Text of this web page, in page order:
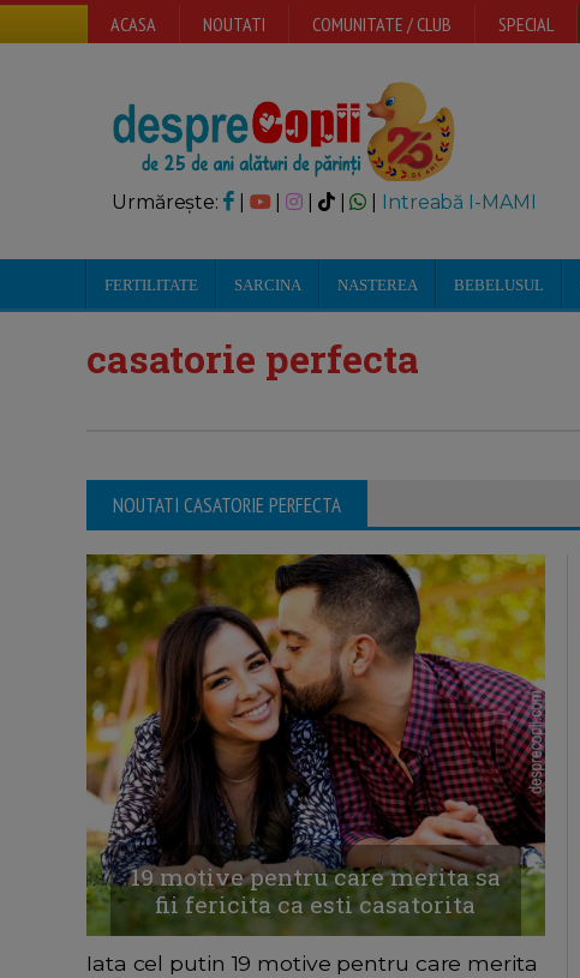
ACASA NOUTATI COMUNITATE / CLUB SPECIAL
Urmărește: | | Intreabă I-MAMI
FERTILITATE SARCINA NASTEREA BEBELUSUL
casatorie perfecta
NOUTATI CASATORIE PERFECTA
19 motive pentru care merita sa
fii fericita ca esti casatorita
Iata cel putin 19 motive pentru care merita